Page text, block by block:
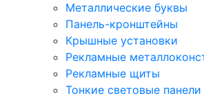
Металлические буквы
Панель-кронштейны
Крышные установки
Рекламные
Рекламные щиты
Тонкие световые панели